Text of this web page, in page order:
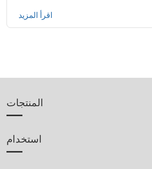
اقرأ المزيد
المنتجات
استخدام